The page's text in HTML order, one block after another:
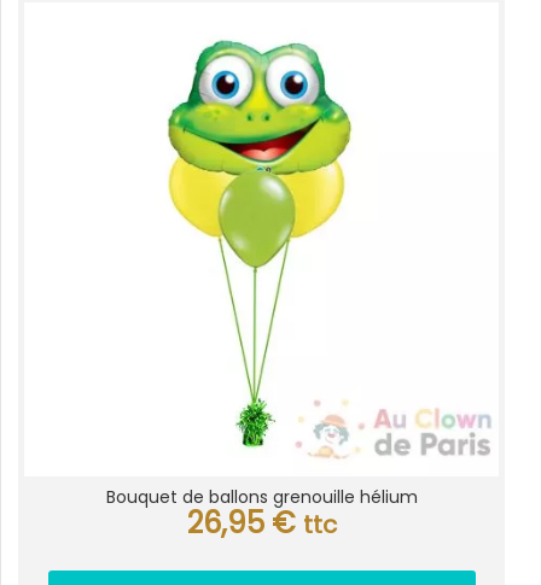
Bouquet de ballons grenouille hélium
26,95 € ttc